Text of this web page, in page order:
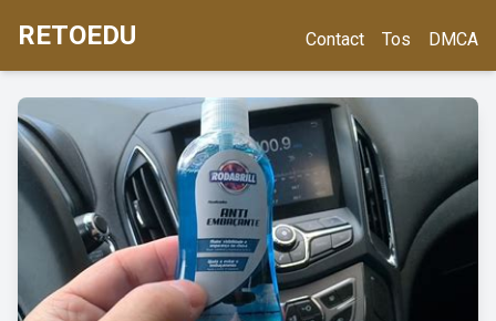
RETOEDU Contact Tos DMCA